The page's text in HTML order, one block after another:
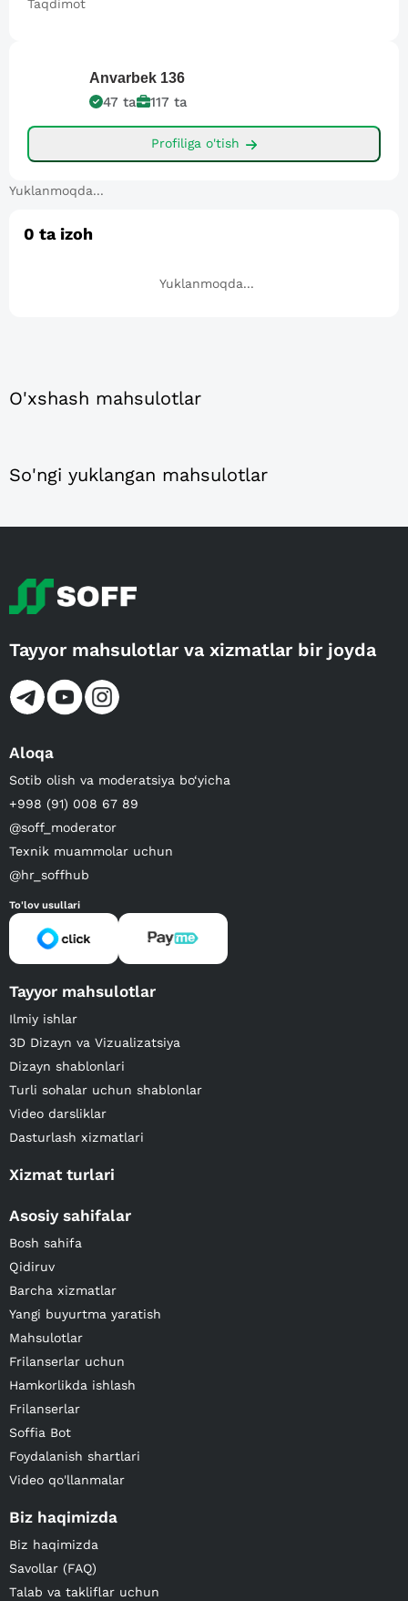
Taqdimot
Anvarbek 136
47 ta 117 ta
Profiliga o'tish
Yuklanmoqda...
0 ta izoh
Yuklanmoqda...
O'xshash mahsulotlar
So'ngi yuklangan mahsulotlar
Tayyor mahsulotlar va xizmatlar bir joyda
Aloqa
Sotib olish va moderatsiya bo‘yicha
+998 (91) 008 67 89
@soff_moderator
Texnik muammolar uchun
@hr_soffhub
To'lov usullari
Tayyor mahsulotlar
Ilmiy ishlar
3D Dizayn va Vizualizatsiya
Dizayn shablonlari
Turli sohalar uchun shablonlar
Video darsliklar
Dasturlash xizmatlari
Xizmat turlari
Asosiy sahifalar
Bosh sahifa
Qidiruv
Barcha xizmatlar
Yangi buyurtma yaratish
Mahsulotlar
Frilanserlar uchun
Hamkorlikda ishlash
Frilanserlar
Soffia Bot
Foydalanish shartlari
Video qo'llanmalar
Biz haqimizda
Biz haqimizda
Savollar (FAQ)
Talab va takliflar uchun